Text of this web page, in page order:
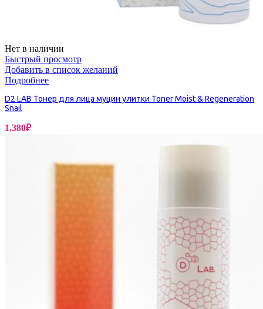
Нет в наличии
Быстрый просмотр
Добавить в список желаний
Подробнее
D2 LAB Тонер для лица муцин улитки Toner Moist & Regeneration
Snail
1,380₽